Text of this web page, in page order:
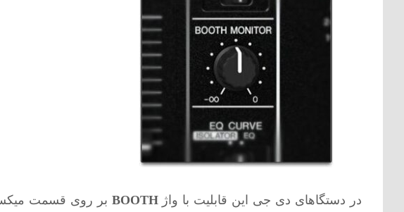
در دستگاهای دی جی این قابلیت با واژBOOTH بر روی قسمت